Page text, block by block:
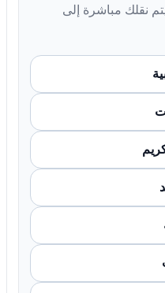
نقلك مباشرة إلى